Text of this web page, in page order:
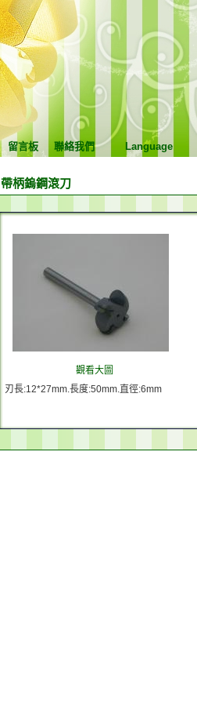
留言板 聯絡我們 Language
帶柄鎢鋼滾刀
觀看大圖
刃長:12*27mm.長度:50mm.直徑:6mm